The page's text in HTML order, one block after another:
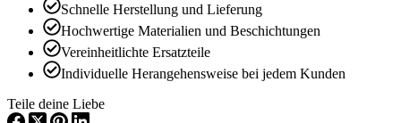
Schnelle Herstellung und Lieferung
Hochwertige Materialien und Beschichtungen
Vereinheitlichte Ersatzteile
Individuelle Herangehensweise bei jedem Kunden
Teile deine Liebe